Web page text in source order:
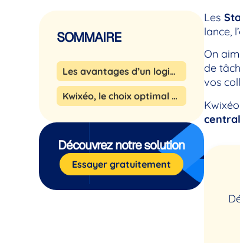
SOMMAIRE
Les avantages d’un logiciel de gestion et facturation pour les Startups
Kwixéo, le choix optimal pour votre Startup !
Découvrez notre solution
Essayer gratuitement
Les
lance,
On
de
vos